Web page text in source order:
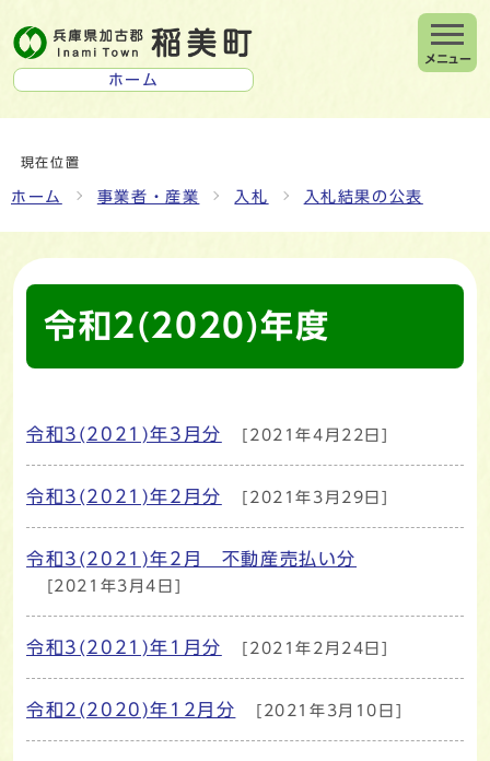
ホーム
メニュー
現在位置
ホーム 事業者・産業 入札 入札結果の公表
令和2(2020)年度
メインメニュー
令和3(2021)年3月分 [2021年4月22日]
令和3(2021)年2月分 [2021年3月29日]
令和3(2021)年2月 不動産売払い分
[2021年3月4日]
令和3(2021)年1月分 [2021年2月24日]
令和2(2020)年12月分 [2021年3月10日]